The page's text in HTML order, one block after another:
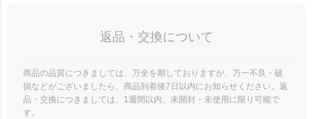
返品・交換について
商品の品質につきましては、万全を期しておりますが、万一不良・破
損などがございましたら、商品到着後7日以内にお知らせください。返
品・交換につきましては、1週間以内、未開封・未使用に限り可能で
す。